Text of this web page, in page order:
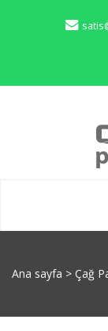
Ana sayfa > Çağ